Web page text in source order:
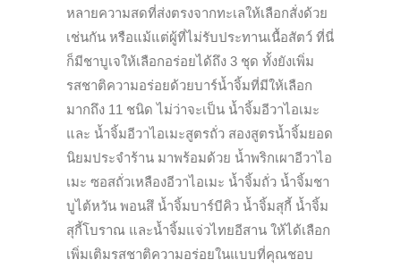
หลายความสดที่ส่งตรงจากทะเลให้เลือกสั่งด้วย
เช่นกัน หรือแม้แต่ผู้ที่ไม่รับประทานเนื้อสัตว์ ที่นี่
ก็มีชาบูเจให้เลือกอร่อยได้ถึง 3 ชุด ทั้งยังเพิ่ม
รสชาติความอร่อยด้วยบาร์น้ำจิ้มที่มีให้เลือก
มากถึง 11 ชนิด ไม่ว่าจะเป็น น้ำจิ้มอีวาไอเมะ
และ น้ำจิ้มอีวาไอเมะสูตรถั่ว สองสูตรน้ำจิ้มยอด
นิยมประจำร้าน มาพร้อมด้วย น้ำพริกเผาอีวาไอ
เมะ ซอสถั่วเหลืองอีวาไอเมะ น้ำจิ้มถั่ว น้ำจิ้มชา
บูไต้หวัน พอนสึ น้ำจิ้มบาร์บีคิว น้ำจิ้มสุกี้ น้ำจิ้ม
สุกี้โบราณ และน้ำจิ้มแจ่วไทยอีสาน ให้ได้เลือก
เพิ่มเติมรสชาติความอร่อยในแบบที่คุณชอบ